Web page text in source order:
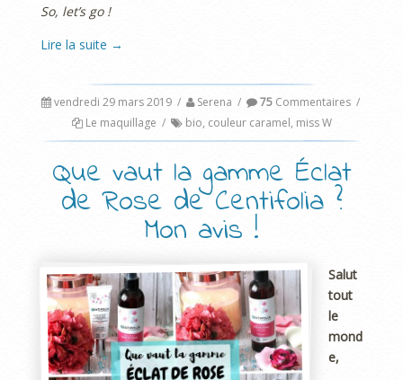
So, let’s go !
Lire la suite →
vendredi 29 mars 2019 / Serena / 75Commentaires /
Le maquillage / bio, couleur caramel, miss W
Que vaut la gamme Éclat
de Rose de Centifolia ?
Mon avis !
Salut
tout
le
mond
e,